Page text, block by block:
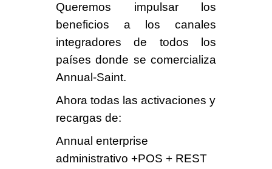
Queremos impulsar los
beneficios a los canales
integradores de todos los
países donde se comercializa
Annual-Saint.
Ahora todas las activaciones y
recargas de:
Annual enterprise
administrativo +POS + REST